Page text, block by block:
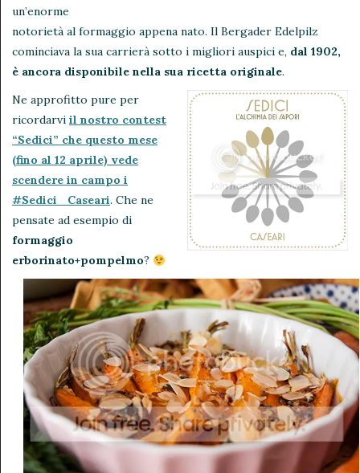
un’enorme
notorietà al formaggio appena nato. Il Bergader Edelpilz
cominciava la sua carrierà sotto i migliori auspici e, dal 1902,
è ancora disponibile nella sua ricetta originale.
Ne approfitto pure per
ricordarvi il nostro contest
“Sedici” che questo mese
(fino al 12 aprile) vede
scendere in campo i
#Sedici_Caseari. Che ne
pensate ad esempio di
formaggio
erborinato+pompelmo?